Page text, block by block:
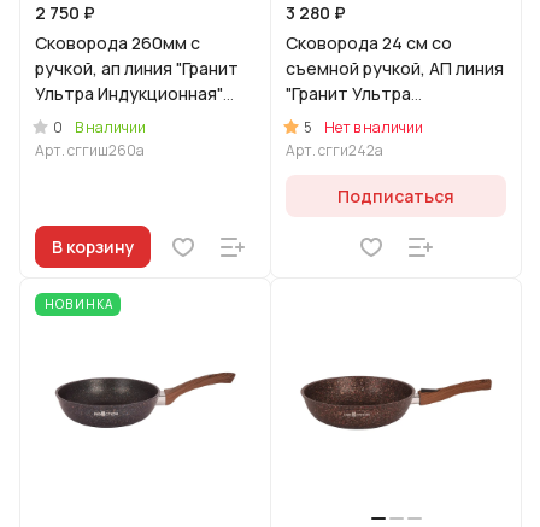
2 750 ₽
Сковорода 260мм с
ручкой, ап линия "Гранит
Ультра Индукционная"
(синий)
0
В наличии
Арт.сггиш260а
В корзину
3 280 ₽
Сковорода 24 см со
съемной ручкой, АП линия
"Гранит Ультра
Индукционная" (Синий)
5
Нет в наличии
Арт.сгги242а
Подписаться
НОВИНКА